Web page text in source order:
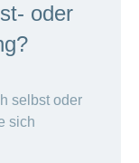
oder
selbst oder
sich